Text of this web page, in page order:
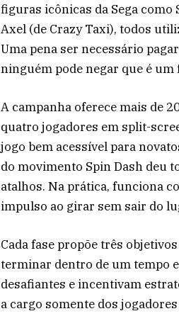
figuras icônicas da Sega como
Axel (de Crazy Taxi), todos
Uma pena ser necessário
ninguém pode negar que é
A campanha oferece mais de
quatro jogadores em split-
jogo bem acessível para
do movimento Spin Dash deu
atalhos. Na prática, funciona
impulso ao girar sem sair do
Cada fase propõe três
terminar dentro de um tempo
desafiantes e incentivam
a cargo somente dos